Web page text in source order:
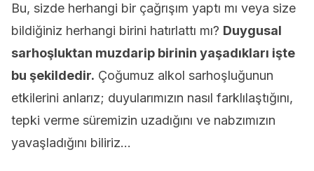
Bu, sizde herhangi bir çağrışım yaptı mı veya size
bildiğiniz herhangi birini hatırlattı mı? Duygusal
sarhoşluktan muzdarip birinin yaşadıkları işte
bu şekildedir. Çoğumuz alkol sarhoşluğunun
etkilerini anlarız; duyularımızın nasıl farklılaştığını,
tepki verme süremizin uzadığını ve nabzımızın
yavaşladığını biliriz…